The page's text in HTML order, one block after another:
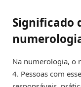
Significado
Na numerologia, o
4. Pessoas com